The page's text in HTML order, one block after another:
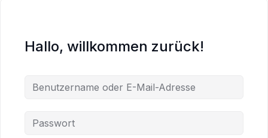
Hallo, willkommen zurück!